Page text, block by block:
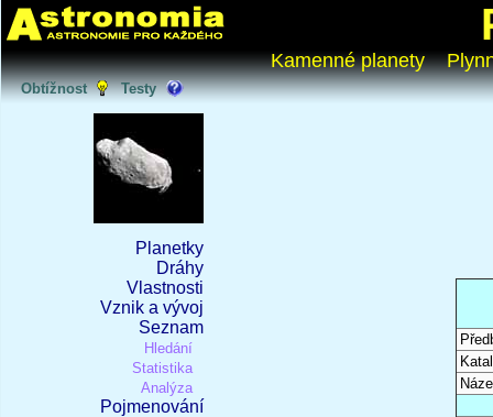
Kamenné planety
Obtížnost Testy
Planetky
Dráhy
Vlastnosti
Vznik a vývoj
Seznam
Hledání
Statistika
Analýza
Pojmenování